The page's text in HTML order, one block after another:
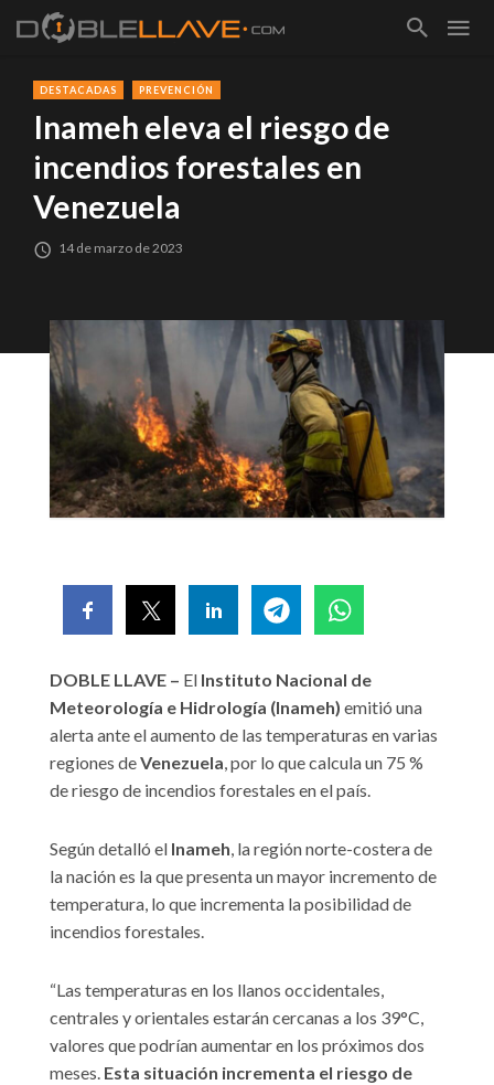
DESTACADAS PREVENCIÓN
Inameh eleva el riesgo de
incendios forestales en
Venezuela
14 de marzo de 2023
DOBLE LLAVE – El Instituto Nacional de
Meteorología e Hidrología (Inameh) emitió una
alerta ante el aumento de las temperaturas en varias
regiones deVenezuela, por lo que calcula un 75 %
de riesgo de incendios forestales en el país.
Según detalló el Inameh, la región norte-costera de
la nación es la que presenta un mayor incremento de
temperatura, lo que incrementa la posibilidad de
incendios forestales.
“Las temperaturas en los llanos occidentales,
centrales y orientales estarán cercanas a los 39°C,
valores que podrían aumentar en los próximos dos
meses. Esta situación incrementa el riesgo de